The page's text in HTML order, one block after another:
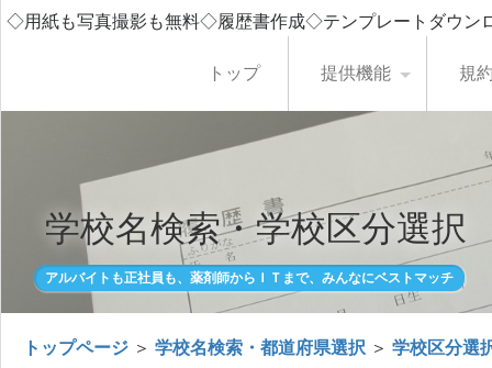
◇用紙も写真撮影も無料◇履歴書作成◇テンプレートダウ
トップ 提供機能 規
学校名検索・学校区分選択
アルバイトも正社員も、薬剤師からＩＴまで、みんなにベストマッチ
トップページ ＞ 学校名検索・都道府県選択 ＞ 学校区分選